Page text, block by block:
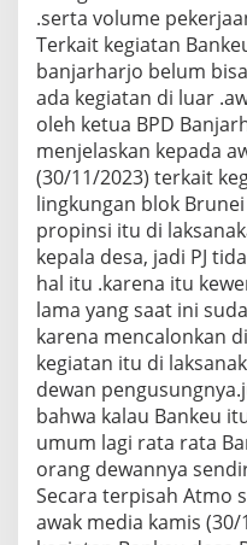
.serta volume
Terkait kegiatan
banjarharjo belum
ada kegiatan di luar
oleh ketua BPD
menjelaskan kepada
(30/11/2023) terkait
lingkungan blok
propinsi itu di
kepala desa, jadi PJ
hal itu .karena itu
lama yang saat ini
karena mencalonkan
kegiatan itu di
dewan
bahwa kalau Bankeu
umum lagi rata rata
orang dewannya
Secara terpisah Atmo
awak media kamis